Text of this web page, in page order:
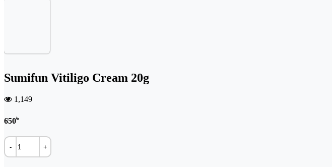
Sumifun Vitiligo Cream 20g
1,149
650৳
- +